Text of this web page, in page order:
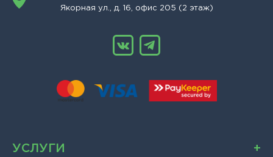
Якорная ул., д. 16, офис 205 (2 этаж)
УСЛУГИ